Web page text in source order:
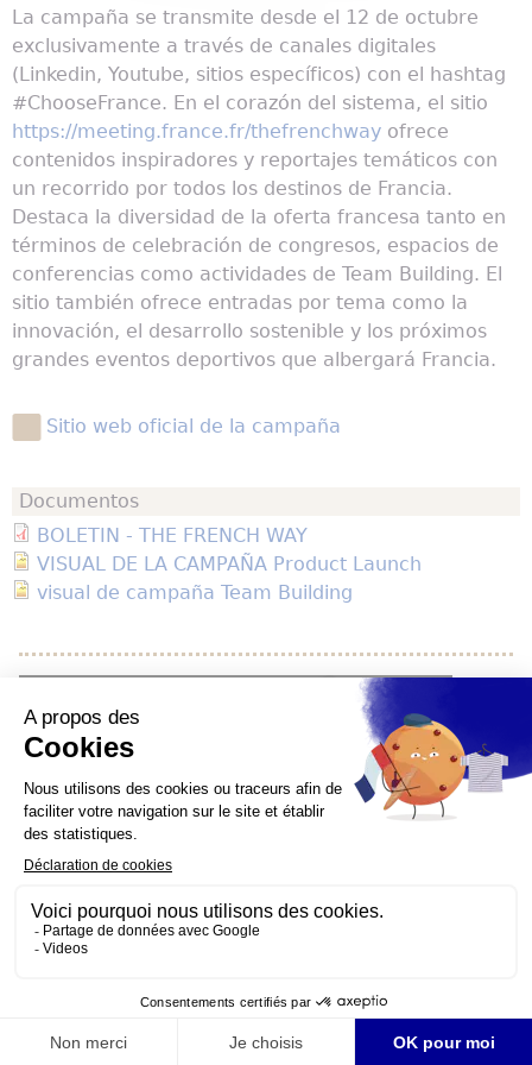
La campaña se transmite desde el 12 de octubre
exclusivamente a través de canales digitales
(Linkedin, Youtube, sitios específicos) con el hashtag
#ChooseFrance. En el corazón del sistema, el sitio
https://meeting.france.fr/thefrenchway ofrece
contenidos inspiradores y reportajes temáticos con
un recorrido por todos los destinos de Francia.
Destaca la diversidad de la oferta francesa tanto en
términos de celebración de congresos, espacios de
conferencias como actividades de Team Building. El
sitio también ofrece entradas por tema como la
innovación, el desarrollo sostenible y los próximos
grandes eventos deportivos que albergará Francia.
Sitio web oficial de la campaña
Documentos
BOLETIN - THE FRENCH WAY
VISUAL DE LA CAMPAÑA Product Launch
visual de campaña Team Building
YouTube está deshabilitado. Permitir